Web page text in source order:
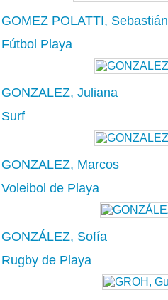
GOMEZ POLATTI, Sebastián
Fútbol Playa
GONZALEZ, Juliana
Surf
GONZALEZ, Marcos
Voleibol de Playa
GONZÁLEZ, Sofía
Rugby de Playa